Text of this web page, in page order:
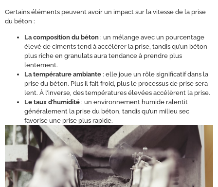
Certains éléments peuvent avoir un impact sur la vitesse de la prise
du béton :
La composition du béton : un mélange avec un pourcentage
élevé de ciments tend à accélérer la prise, tandis qu’un béton
plus riche en granulats aura tendance à prendre plus
lentement.
La température ambiante : elle joue un rôle significatif dans la
prise du béton. Plus il fait froid, plus le processus de prise sera
lent. À l’inverse, des températures élevées accélèrent la prise.
Le taux d’humidité : un environnement humide ralentit
généralement la prise du béton, tandis qu’un milieu sec
favorise une prise plus rapide.